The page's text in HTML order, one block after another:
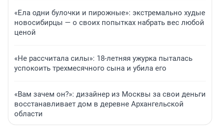
«Ела одни булочки и пирожные»: экстремально худые
новосибирцы — о своих попытках набрать вес любой
ценой
«Не рассчитала силы»: 18-летняя ужурка пыталась
успокоить трехмесячного сына и убила его
«Вам зачем он?»: дизайнер из Москвы за свои деньги
восстанавливает дом в деревне Архангельской
области